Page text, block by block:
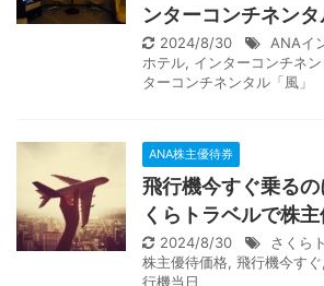
ンターコンチネン
2024/8/30 ANAイ
ホテル, インターコンチネ
ターコンチネンタル「風」
ANA株主優待券
飛行機今すぐ乗る
くらトラベルで株
2024/8/30 さくら
株主優待価格, 飛行機今すぐ,
行機当日